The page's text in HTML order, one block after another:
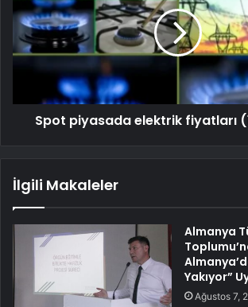
Spot piyasada elektrik fiyatları
İlgili Makaleler
Almanya
Yakıyor”
Ağustos 7,